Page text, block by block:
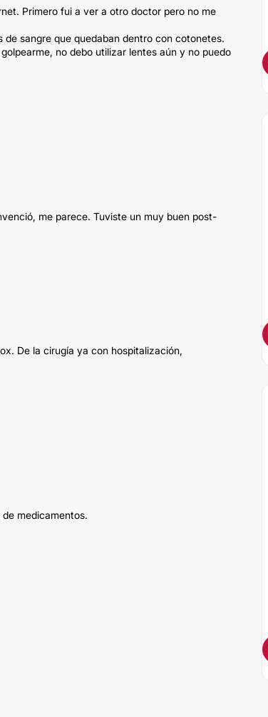
Primero fui a ver a otro doctor pero no me
sangre que quedaban dentro con cotonetes.
no debo utilizar lentes aún y no puedo
me parece. Tuviste un muy buen post-
De la cirugía ya con hospitalización,
medicamentos.